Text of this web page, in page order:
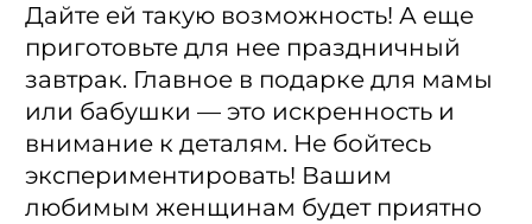
Дайте ей такую возможность! А еще
приготовьте для нее праздничный
завтрак. Главное в подарке для мамы
или бабушки — это искренность и
внимание к деталям. Не бойтесь
экспериментировать! Вашим
любимым женщинам будет приятно